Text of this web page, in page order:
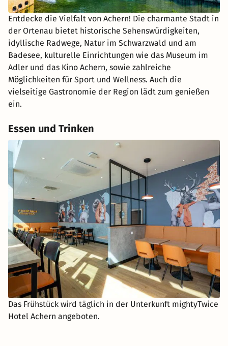
Entdecke die Vielfalt von Achern! Die charmante Stadt in
der Ortenau bietet historische Sehenswürdigkeiten,
idyllische Radwege, Natur im Schwarzwald und am
Badesee, kulturelle Einrichtungen wie das Museum im
Adler und das Kino Achern, sowie zahlreiche
Möglichkeiten für Sport und Wellness. Auch die
vielseitige Gastronomie der Region lädt zum genießen
ein.
Essen und Trinken
Das Frühstück wird täglich in der Unterkunft mightyTwice
Hotel Achern angeboten.